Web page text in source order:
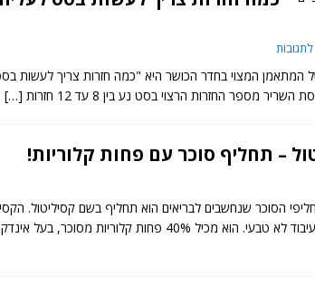
המתאמן המצוי בחדר הכושר היא "כמה חזרות צריך לעשות
מספר החזרות הרצוי בסט נע בין 8 עד 12 חזרות
[…]
– תחליף סוכר עם פחות קלוריות!
הסוכר שנחשבים לבריאים הוא תחליף בשם קסיליטול.
מסוכר, בעל אינדקס גליקמי נמוך (טוב